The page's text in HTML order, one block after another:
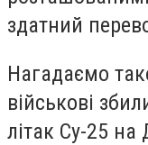
здатний
Нагадаємо
військові
літак Су-25 на